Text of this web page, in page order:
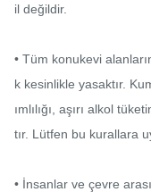
il değildir.
• Tüm konukevi
k kesinlikle yasaktır.
ımlılığı, aşırı alkol
tır. Lütfen bu kurallara
• İnsanlar ve çevre